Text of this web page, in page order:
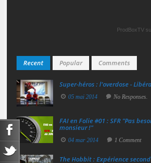
ProdBoxTV
Recent Popular Comments
Super‑héros : l’overdose -
05 mai 2014 No Responses.
FAI en Folie #01 : SFR "Pas
monsieur !"
04 mar 2014 1 Comment
The Hobbit : Expérience